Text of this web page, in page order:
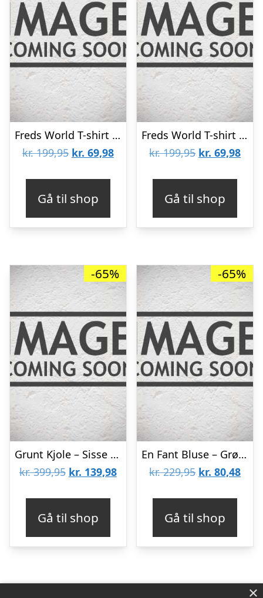
Freds World T-shirt – Lavendel m. Kat
kr.199,95 Den
kr. 199,95.
kr. 69,98Den
kr. 69,98.
Gå til shop
Freds World T-shirt – Blå m. Biler
kr.199,95 Den
kr. 199,95.
kr. 69,98Den
kr.
Gå til shop
-65%
Grunt Kjole – Sisse – Black Snake
kr.399,95 Den
kr. 399,95.
kr. 139,98Den
kr. 139,98.
Gå til shop
-65%
En Fant Bluse – Grøn m. Sky
kr.229,95 Den
kr. 229,95.
kr. 80,48Den
kr.
Gå til shop
×